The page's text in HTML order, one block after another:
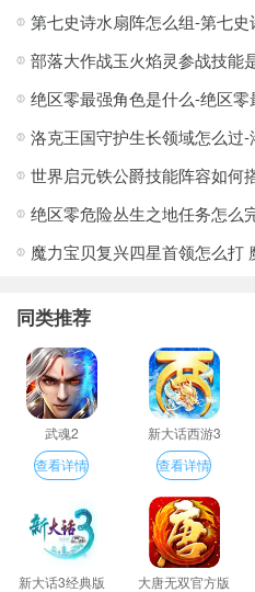
第七史诗水扇阵怎么组-第七
绝区零最强角色是什么-绝区零
同类推荐
武魂2
查看详情
新大话西游3
查看详情
新大话3经典版
大唐无双官方版